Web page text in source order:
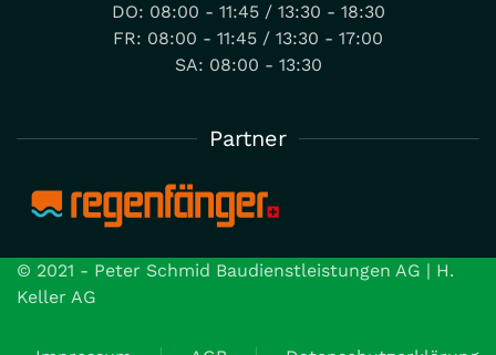
DO: 08:00 - 11:45 / 13:30 - 18:30
FR: 08:00 - 11:45 / 13:30 - 17:00
SA: 08:00 - 13:30
Partner
© 2021 - Peter Schmid Baudienstleistungen AG | H.
Keller AG